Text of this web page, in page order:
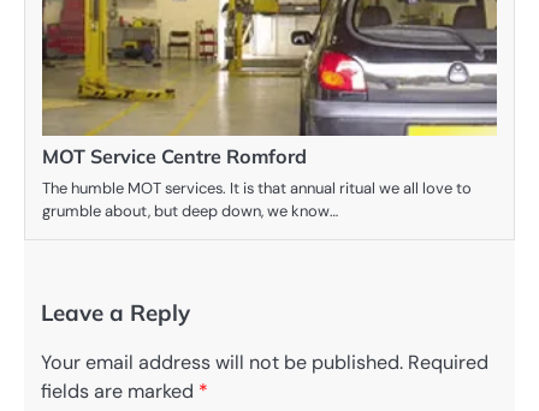
MOT Service Centre Romford
The humble MOT services. It is that annual ritual we all love to
grumble about, but deep down, we know…
Leave a Reply
Your email address will not be published. Required
fields are marked *